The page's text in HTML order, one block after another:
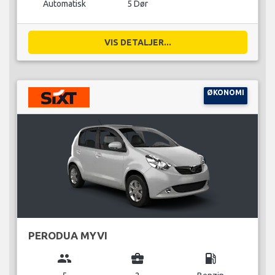
Automatisk 5 Dør
VIS DETALJER...
ØKONOMI
PERODUA MYVI
group business_center local_gas_station